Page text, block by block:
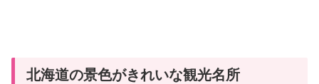
北海道の景色がきれいな観光名所